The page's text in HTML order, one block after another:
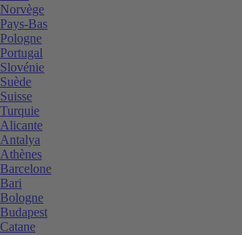
Norvège
Pays-Bas
Pologne
Portugal
Slovénie
Suède
Suisse
Turquie
Alicante
Antalya
Athènes
Barcelone
Bari
Bologne
Budapest
Catane